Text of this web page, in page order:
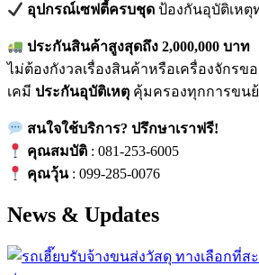
อุปกรณ์เซฟตี้ครบชุด ป้องกันอุบัติเห
ประกันสินค้าสูงสุดถึง 2,000,000 บาท
ไม่ต้องกังวลเรื่องสินค้าหรือเครื่องจักรข
เคมี ประกันอุบัติเหตุ คุ้มครองทุกการขน
สนใจใช้บริการ? ปรึกษาเราฟรี!
คุณสมบัติ : 081-253-6005
คุณวุ้น: 099-285-0076
News & Updates